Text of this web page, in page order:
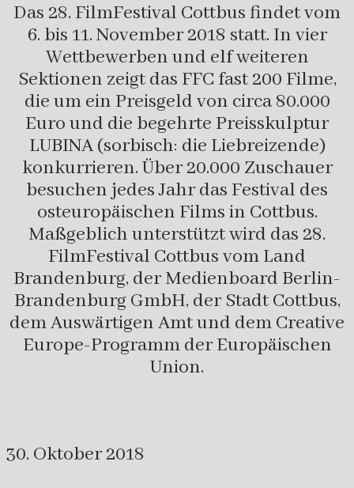
Das 28. FilmFestival Cottbus findet vom
6. bis 11. November 2018 statt. In vier
Wettbewerben und elf weiteren
Sektionen zeigt das FFC fast 200 Filme,
die um ein Preisgeld von circa 80.000
Euro und die begehrte Preisskulptur
LUBINA (sorbisch: die Liebreizende)
konkurrieren. Über 20.000 Zuschauer
besuchen jedes Jahr das Festival des
osteuropäischen Films in Cottbus.
Maßgeblich unterstützt wird das 28.
FilmFestival Cottbus vom Land
Brandenburg, der Medienboard Berlin-
Brandenburg GmbH, der Stadt Cottbus,
dem Auswärtigen Amt und dem Creative
Europe-Programm der Europäischen
Union.
30. Oktober 2018